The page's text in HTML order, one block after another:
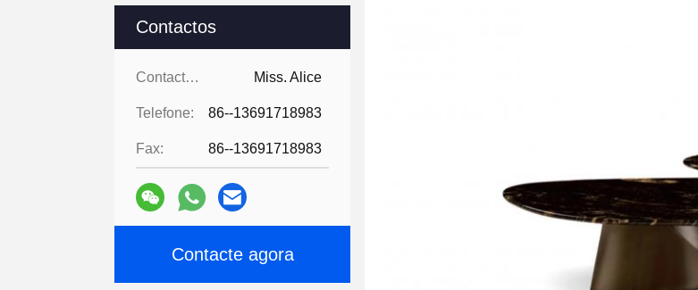
Contactos
Contactos: Miss. Alice
Telefone: 86--13691718983
Fax: 86--13691718983
Contacte agora